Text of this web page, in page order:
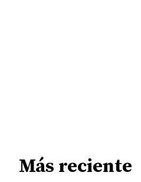
Más reciente